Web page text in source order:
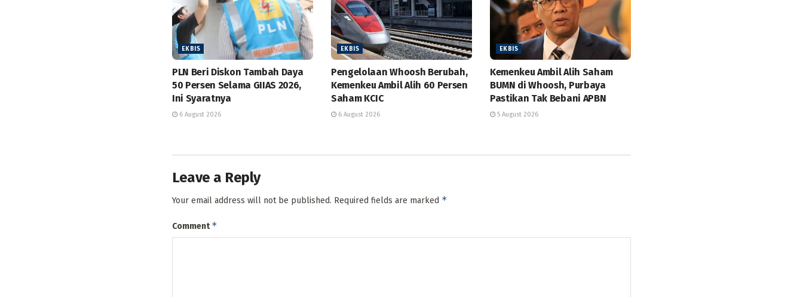
EKBIS
PLN Beri Diskon Tambah Daya
50 Persen Selama GIIAS 2026,
Ini Syaratnya
6 August 2026
EKBIS
Pengelolaan Whoosh Berubah,
Kemenkeu Ambil Alih 60 Persen
Saham KCIC
6 August 2026
EKBIS
Kemenkeu Ambil Alih Saham
BUMN di Whoosh, Purbaya
Pastikan Tak Bebani APBN
5 August 2026
Leave a Reply
Your email address will not be published. Required fields are marked *
Comment*